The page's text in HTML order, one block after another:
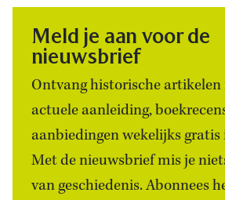
Meld je aan voor de
nieuwsbrief
Ontvang historische artikelen
actuele aanleiding,
aanbiedingen wekelijks gratis
Met de nieuwsbrief mis je
van geschiedenis. Abonnees